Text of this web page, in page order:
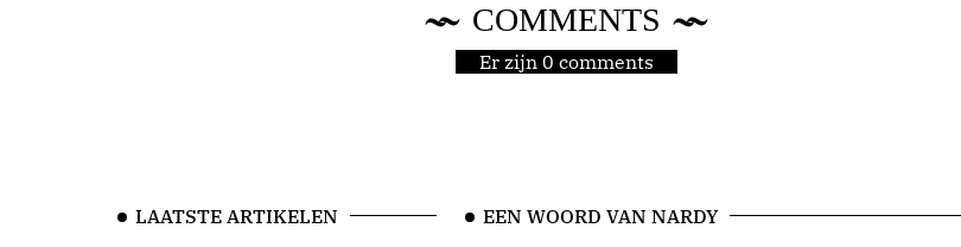
COMMENTS
Er zijn 0 comments
LAATSTE ARTIKELEN
EEN WOORD VAN NARDY